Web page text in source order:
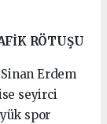
RÖTUŞU
Erdem
seyirci
spor